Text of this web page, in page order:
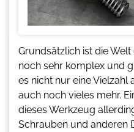
Grundsätzlich ist die
noch sehr komplex und
es nicht nur eine Vielzahl
auch noch vieles mehr.
dieses Werkzeug
Schrauben und anderen